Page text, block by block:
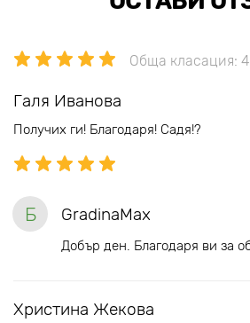
Обща класация:
Галя Иванова
Получих ги! Благодаря! Садя!?
Б GradinaMax
Добър ден. Благодаря ви за
Христина Жекова